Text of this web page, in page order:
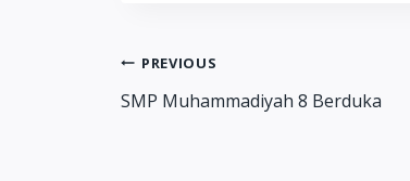
Post
PREVIOUS
SMP Muhammadiyah 8 Berduka